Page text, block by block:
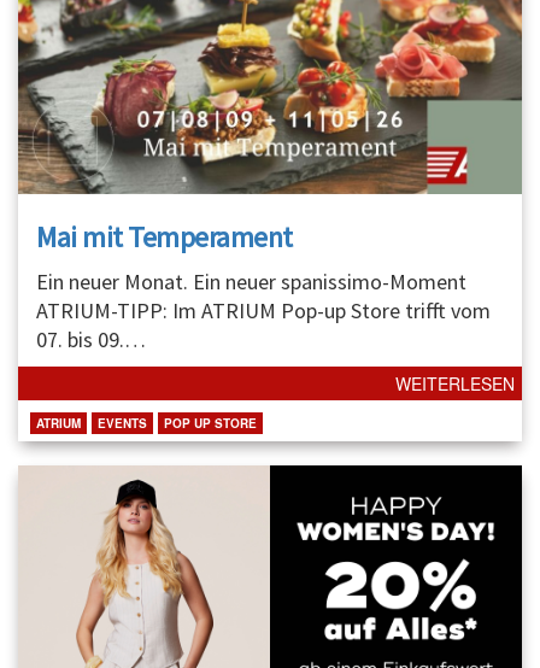
Mai mit Temperament
Ein neuer Monat. Ein neuer spanissimo-Moment
ATRIUM-TIPP: Im ATRIUM Pop-up Store trifft vom
07. bis 09.…
WEITERLESEN
ATRIUM EVENTS POP UP STORE